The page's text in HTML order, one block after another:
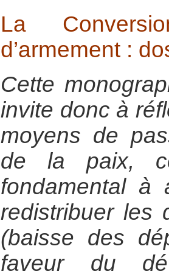
La
d’armement :
Cette
invite donc à
moyens de
de la paix,
fondamental à
redistribuer les
(baisse des
faveur du